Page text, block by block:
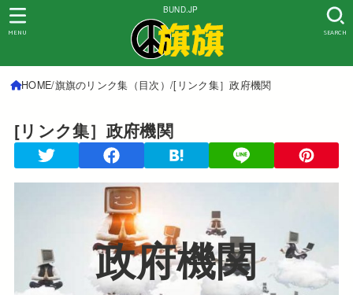
BUND.JP
SEARCH
MENU
HOME 旗旗のリンク集（目次） [リンク集］政府機関
[リンク集］政府機関
政府機関